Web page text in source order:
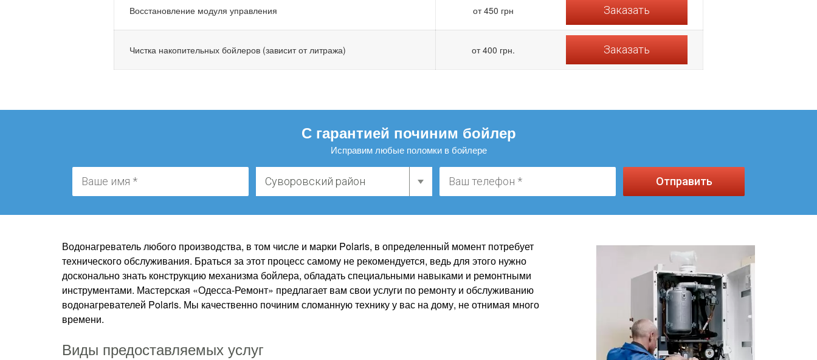
Восстановление модуля управления от 450 грн Заказать
Чистка накопительных бойлеров (зависит от литража) от 400 грн. Заказать
С гарантией починим бойлер
Исправим любые поломки в бойлере
Отправить
Водонагреватель любого производства, в том числе и марки Polaris, в определенный момент потребует
технического обслуживания. Браться за этот процесс самому не рекомендуется, ведь для этого нужно
досконально знать конструкцию механизма бойлера, обладать специальными навыками и ремонтными
инструментами. Мастерская «Одесса-Ремонт» предлагает вам свои услуги по ремонту и обслуживанию
водонагревателей Polaris. Мы качественно починим сломанную технику у вас на дому, не отнимая много
времени.
Виды предоставляемых услуг